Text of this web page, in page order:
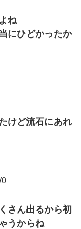
ね
にひどかったか
けど流石にあれ
さん出るから初
うからね